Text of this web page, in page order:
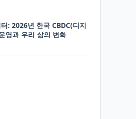
: 2026년 한국 CBDC(디지
영과 우리 삶의 변화